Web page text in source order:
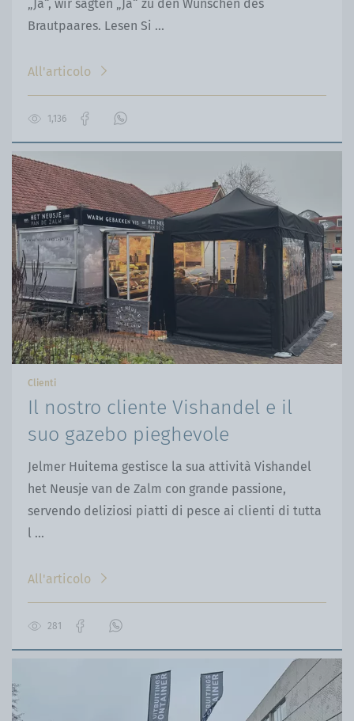
„Ja“, wir sagten „Ja“ zu den Wünschen des
Brautpaares. Lesen Si ...
All'articolo
1,136
alla
Facebook
Contattaci
su
Clienti
Il nostro cliente Vishandel e il
suo gazebo pieghevole
Jelmer Huitema gestisce la sua attività Vishandel
het Neusje van de Zalm con grande passione,
servendo deliziosi piatti di pesce ai clienti di tutta
l ...
All'articolo
281
alla
Contattaci
su